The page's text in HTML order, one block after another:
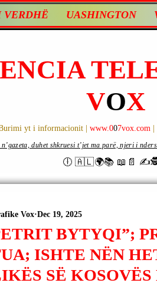
UASHINGTON
VOX
yt i informacionit | www.007vox.com
🕕 🇦🇱🌍📚 📖📄
duhet shkruesi t’jet ma parë, njeri i
BYTYQI”;
ISHTE NËN
SË
Vox Dec 19, 2025